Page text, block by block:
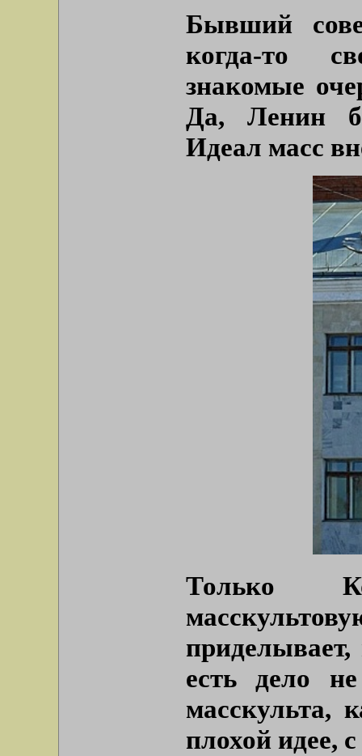
Бывший
когда-то
знакомые
Да, Ленин
Идеал масс
Только
есть дело
масскульта,
плохой идее,